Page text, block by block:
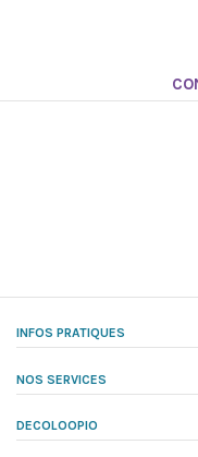
INFOS PRATIQUES
NOS SERVICES
DECOLOOPIO